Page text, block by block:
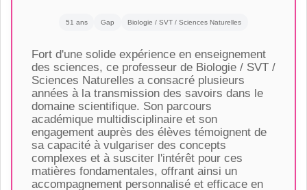
51 ans Gap Biologie / SVT / Sciences Naturelles
Fort d'une solide expérience en enseignement
des sciences, ce professeur de Biologie / SVT /
Sciences Naturelles a consacré plusieurs
années à la transmission des savoirs dans le
domaine scientifique. Son parcours
académique multidisciplinaire et son
engagement auprès des élèves témoignent de
sa capacité à vulgariser des concepts
complexes et à susciter l'intérêt pour ces
matières fondamentales, offrant ainsi un
accompagnement personnalisé et efficace en